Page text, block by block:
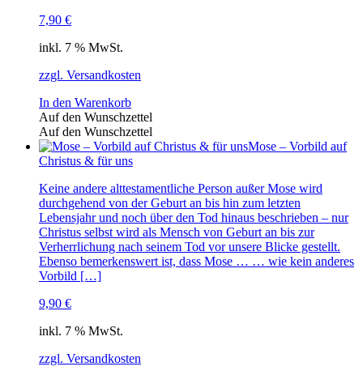
7,90 €
inkl. 7 % MwSt.
zzgl. Versandkosten
In den Warenkorb
Auf den Wunschzettel
Auf den Wunschzettel
Mose – Vorbild auf
Christus & für uns
Keine andere alttestamentliche Person außer Mose wird
durchgehend von der Geburt an bis hin zum letzten
Lebensjahr und noch über den Tod hinaus beschrieben – nur
Christus selbst wird als Mensch von Geburt an bis zur
Verherrlichung nach sei­nem Tod vor unsere Blicke gestellt.
Ebenso bemerkenswert ist, dass Mose … … wie kein anderes
Vorbild […]
9,90 €
inkl. 7 % MwSt.
zzgl. Versandkosten